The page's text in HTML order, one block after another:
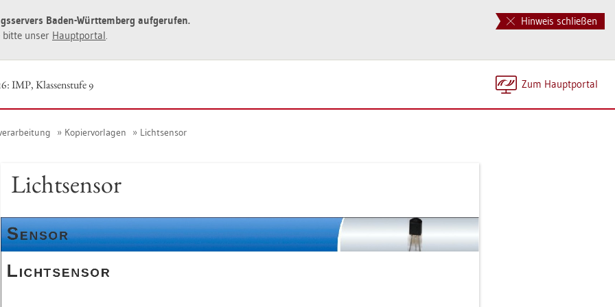
Hinweis schließen
Baden-Würt­tem­berg auf­ge­ru­fen.
bitte unser Haupt­por­tal.
Zum Haupt­por­tal
IMP, Klas­sen­stu­fe 9
Ko­pier­vor­la­gen Licht­sen­sor
Licht­sen­sor